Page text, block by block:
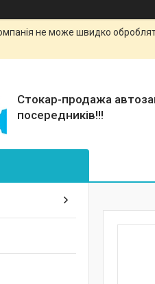
не може швидко
Стокар-продажа
посередників!!!